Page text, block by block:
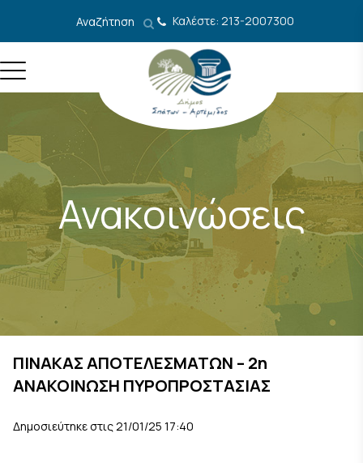
Αναζήτηση Καλέστε: 213-2007300
Ανακοινώσεις
ΠΙΝΑΚΑΣ ΑΠΟΤΕΛΕΣΜΑΤΩΝ – 2η
ΑΝΑΚΟΙΝΩΣΗ ΠΥΡΟΠΡΟΣΤΑΣΙΑΣ
Δημοσιεύτηκε στις 21/01/25 17:40